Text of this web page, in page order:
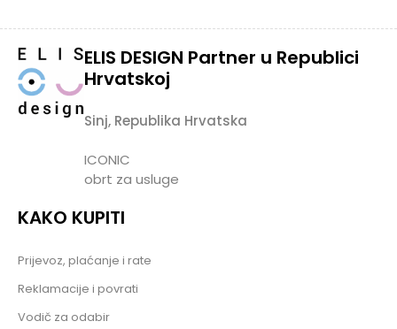
ELIS DESIGN Partner u Republici
Hrvatskoj
Sinj, Republika Hrvatska
ICONIC
obrt za usluge
KAKO KUPITI
Prijevoz, plaćanje i rate
Reklamacije i povrati
Vodič za odabir